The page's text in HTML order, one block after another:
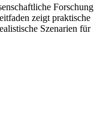
Forschung
zeigt praktische
Szenarien für